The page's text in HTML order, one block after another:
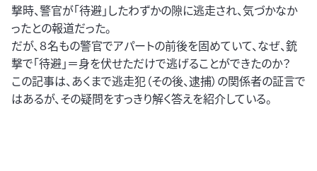
撃時、警官が「待避」したわずかの隙に逃走され、気づかなか
ったとの報道だった。
だが、８名もの警官でアパートの前後を固めていて、なぜ、銃
撃で「待避」＝身を伏せただけで逃げることができたのか？
この記事は、あくまで逃走犯（その後、逮捕）の関係者の証言で
はあるが、その疑問をすっきり解く答えを紹介している。